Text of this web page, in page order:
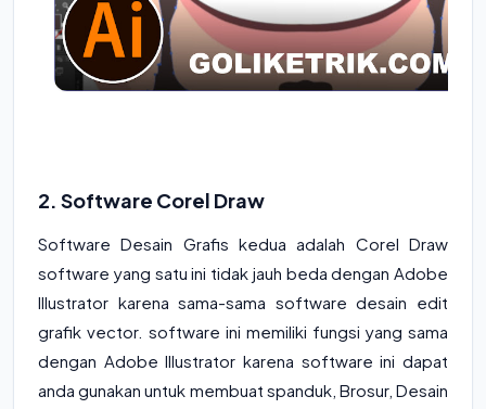
2. Software Corel Draw
Software Desain Grafis kedua adalah Corel Draw
software yang satu ini tidak jauh beda dengan Adobe
Illustrator karena sama-sama software desain edit
grafik vector. software ini memiliki fungsi yang sama
dengan Adobe Illustrator karena software ini dapat
anda gunakan untuk membuat spanduk, Brosur, Desain